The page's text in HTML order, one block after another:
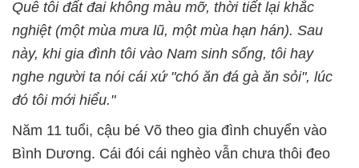
Quê tôi đất đai không màu mỡ, thời tiết lại khắc
nghiệt (một mùa mưa lũ, một mùa hạn hán). Sau
này, khi gia đình tôi vào Nam sinh sống, tôi hay
nghe người ta nói cái xứ "chó ăn đá gà ăn sỏi", lúc
đó tôi mới hiểu."
Năm 11 tuổi, cậu bé Võ theo gia đình chuyển vào
Bình Dương. Cái đói cái nghèo vẫn chưa thôi đeo